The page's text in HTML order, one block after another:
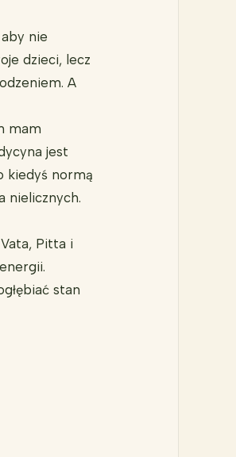
nie
dzieci, lecz
A
mam
jest
kiedyś normą
nielicznych.
Pitta i
stan